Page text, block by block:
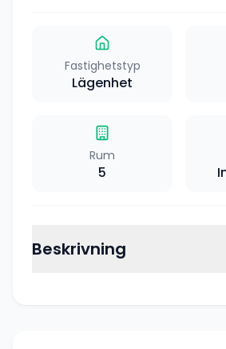
Fastighetstyp
Lägenhet
Rum
5
Beskrivning